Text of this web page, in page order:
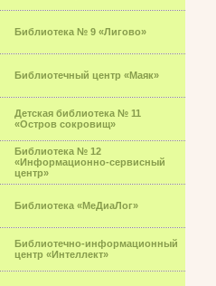
Библиотека № 9 «Лигово»
Библиотечный центр «Маяк»
Детская библиотека № 11
«Остров сокровищ»
Библиотека № 12
«Информационно-сервисный
центр»
Библиотека «МеДиаЛог»
Библиотечно-информационный
центр «Интеллект»